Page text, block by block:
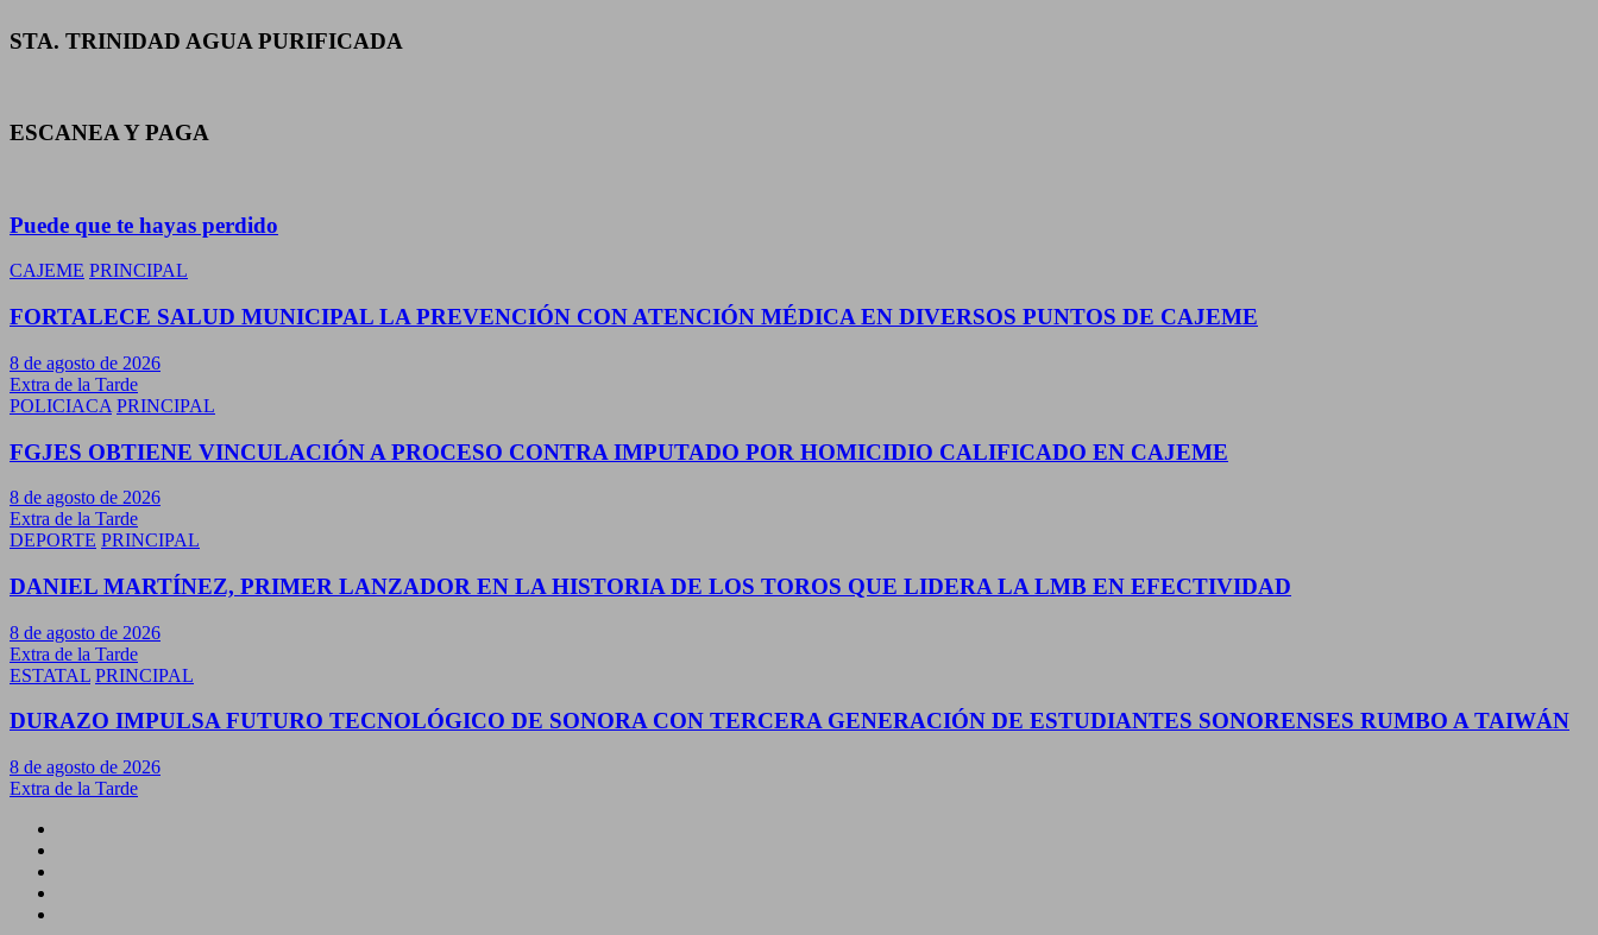
STA. TRINIDAD AGUA PURIFICADA
ESCANEA Y PAGA
Puede que te hayas perdido
CAJEME PRINCIPAL
FORTALECE SALUD MUNICIPAL LA PREVENCIÓN CON ATENCIÓN MÉDICA EN DIVERSOS PUNTOS DE CAJEME
8 de agosto de 2026
Extra de la Tarde
POLICIACA PRINCIPAL
FGJES OBTIENE VINCULACIÓN A PROCESO CONTRA IMPUTADO POR HOMICIDIO CALIFICADO EN CAJEME
8 de agosto de 2026
Extra de la Tarde
DEPORTE PRINCIPAL
DANIEL MARTÍNEZ, PRIMER LANZADOR EN LA HISTORIA DE LOS TOROS QUE LIDERA LA LMB EN EFECTIVIDAD
8 de agosto de 2026
Extra de la Tarde
ESTATAL PRINCIPAL
DURAZO IMPULSA FUTURO TECNOLÓGICO DE SONORA CON TERCERA GENERACIÓN DE ESTUDIANTES SONORENSES RUMBO A TAIWÁN
8 de agosto de 2026
Extra de la Tarde